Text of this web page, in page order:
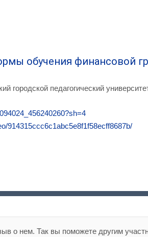
обучения финансовой
городской педагогический
914315ccc6c1abc5e8f1f58ecff8687b/
о нем. Так вы поможете другим